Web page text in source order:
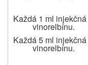
Každá 1 ml
vinorelbínu.
Každá 5 ml
vinorelbínu.